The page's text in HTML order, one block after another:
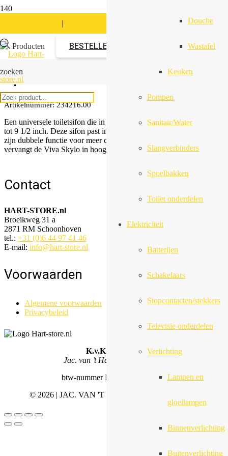
|
BESTELLEN
Producten
zoeken
Douche
Wastafel
Keuken
Pompen
Sanitair/Water
Slangverbinders
Spoelbakken
Toilet onderdelen
Elektriciteit
Batterijen
Schakelaars
Stopcontacten/stekkers
Televisie onderdelen
Verlichting
Lampen en
gloeilampen
Binnenverlichting
Buitenverlichting
Universeel binnenwerk
spoelbak
Artikelnummer:234216.00
Een universele toiletsifon die in hoogte verstelbaar is van 7 1/2 inch
tot 9 1/2 inch. Deze sifon past in de meeste toiletten en zorgt door
zijn dubbele functie voor meer controle over het water. Dit product
vervangt de Viva Skylo in hoogte verstelbare sifon 7 1/2 tot 9″.
Contact
HART-STORE.nl
Broeikweg 31 a
2871 RM Schoonhoven
tel.: +31 (0)6 44 97 41 46
E-mail: info@hart-store.nl
Voorwaarden
Algemene voorwaarden
Privacybeleid
K.v.K.
57132348
Jac. van ’t Hart Nederland B.V.
btw-nummer NL852451052B01
© 2026 | JAC. VAN 'T HART NEDERLAND B.V.